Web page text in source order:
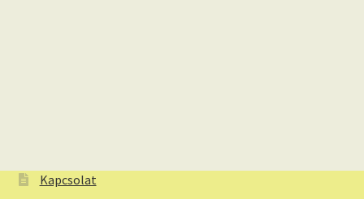
Kapcsolat